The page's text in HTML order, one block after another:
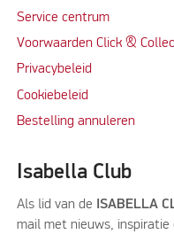
Service centrum
Voorwaarden Click &
Privacybeleid
Cookiebeleid
Bestelling annuleren
Isabella Club
Als lid van de ISABELLA
mail met nieuws,